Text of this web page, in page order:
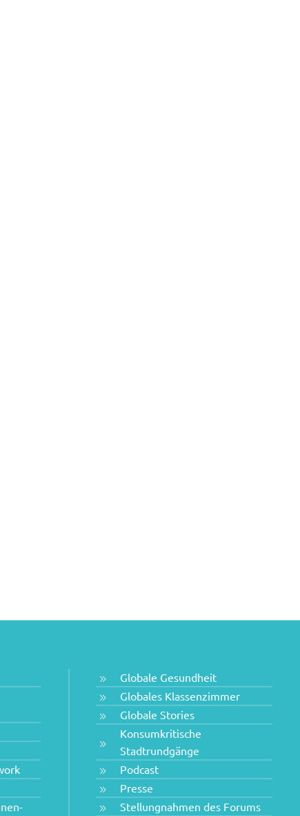
Globale Gesundheit
Globales Klassenzimmer
Globale Stories
Konsumkritische
Stadtrundgänge
Podcast
Presse
Stellungnahmen des Forums